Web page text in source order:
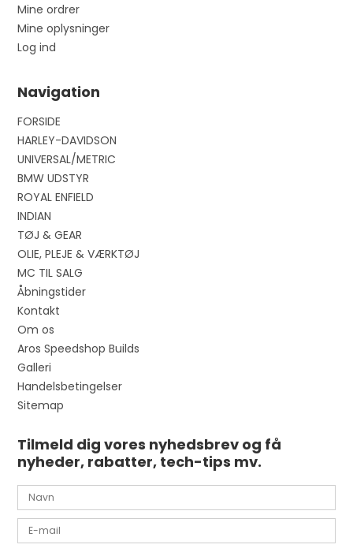
Mine ordrer
Mine oplysninger
Log ind
Navigation
FORSIDE
HARLEY-DAVIDSON
UNIVERSAL/METRIC
BMW UDSTYR
ROYAL ENFIELD
INDIAN
TØJ & GEAR
OLIE, PLEJE & VÆRKTØJ
MC TIL SALG
Åbningstider
Kontakt
Om os
Aros Speedshop Builds
Galleri
Handelsbetingelser
Sitemap
Tilmeld dig vores nyhedsbrev og få
nyheder, rabatter, tech-tips mv.